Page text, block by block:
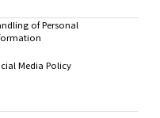
of Personal
Media Policy